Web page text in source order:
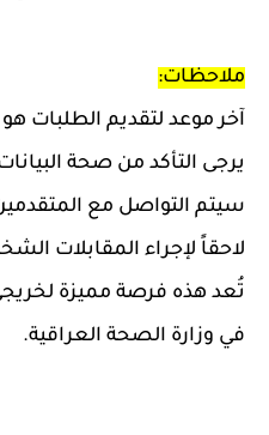
ملاحظات:
آخر موعد لتقديم الطلبات هو 31/03/2024.
يرجى التأكد من صحة
سيتم التواصل مع
لاحقاً لإجراء المقابلات
تُعد هذه فرصة مميزة
في وزارة الصحة العراقية.